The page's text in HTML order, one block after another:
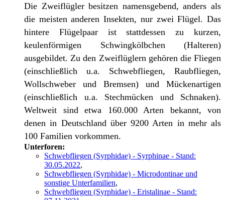
Die Zweiflügler besitzen namensgebend, anders als
die meisten anderen Insekten, nur zwei Flügel. Das
hintere Flügelpaar ist stattdessen zu kurzen,
keulenförmigen Schwingkölbchen (Halteren)
ausgebildet. Zu den Zweiflüglern gehören die Fliegen
(einschließlich u.a. Schwebfliegen, Raubfliegen,
Wollschweber und Bremsen) und Mückenartigen
(einschließlich u.a. Stechmücken und Schnaken).
Weltweit sind etwa 160.000 Arten bekannt, von
denen in Deutschland über 9200 Arten in mehr als
100 Familien vorkommen.
Unterforen:
Schwebfliegen (Syrphidae) - Syrphinae - Stand:
30.05.2022,
Schwebfliegen (Syrphidae) - Microdontinae und
sonstige Unterfamilien,
Schwebfliegen (Syrphidae) - Eristalinae - Stand: